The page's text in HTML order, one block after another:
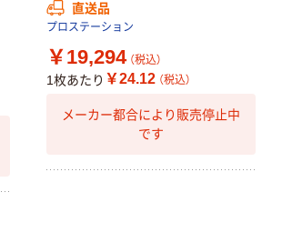
直送品
プロステーション
￥19,294 （税込）
1枚あたり ￥24.12 （税込）
メーカー都合により販売停止中
です